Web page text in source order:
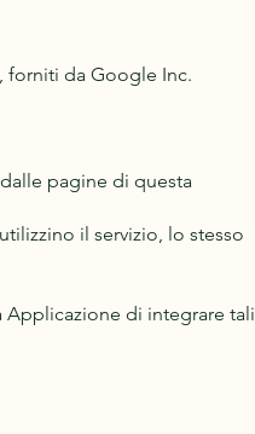
forniti da Google Inc.
pagine di questa
il servizio, lo stesso
Applicazione di integrare tali